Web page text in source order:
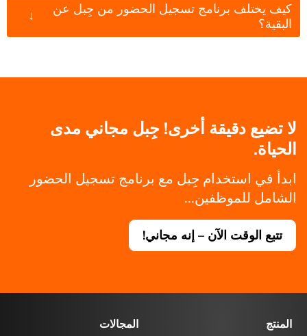
كيف يختلف برنامج تسجيل الحضور من جِبل عن
البقية؟
↓
لا تضيع دقيقة أخرى! جِبل مجاني مدى
الحياة.
ابدأ في استخدام جِبل مع برنامج تسجيل الحضور
الشامل للموظفين...
تتبع الوقت الآن – إنه مجاني!
المنتج
المجالات